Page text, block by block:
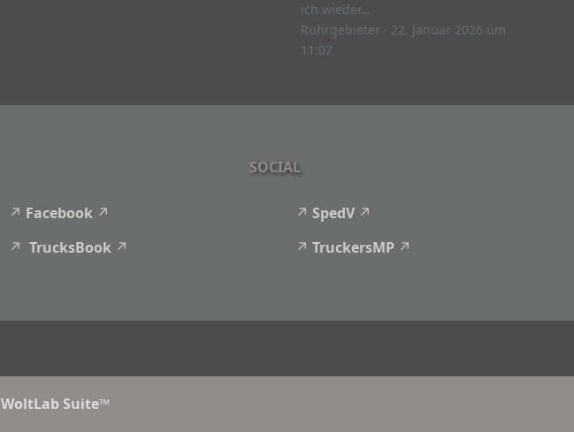
ich wieder…
Ruhrgebieter
22. Januar 2026 um
11:07
SOCIAL
Facebook
TrucksBook
SpedV
TruckersMP
WoltLab Suite™